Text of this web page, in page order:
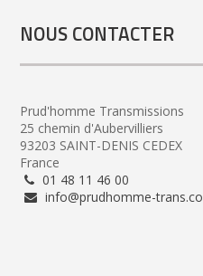
NOUS CONTACTER
Prud'homme Transmissions
25 chemin d'Aubervilliers
93203 SAINT-DENIS CEDEX
France
01 48 11 46 00
info@prudhomme-